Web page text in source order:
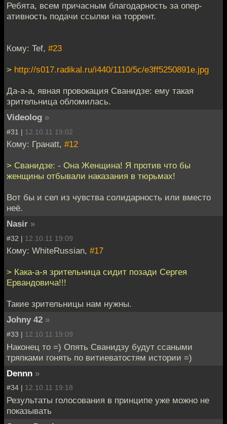
Ребята, всем причасным благодарность за опер-
ативность подачи ссылки на торрент.
Кому: Tef, #23
> http://s017.radikal.ru/i440/1110/5c/e3ff5250891e.jpg
Да-а-а, явная провокация Сванидзе: ему такая
зрительница обломилась.
Videolog »
#31 | 12.10.11 19:02
Кому: Гранаtt, #12
> Сванидзе: - Она Женщина! Я против что бы
женщины отбывали наказания в тюрьмах!
Вот бы и сел из чувства солидарность или вместо
неё.
Nasir »
#32 | 12.10.11 19:09
Кому: WhiteRussian, #17
> Кака-а-я зрительница сидит позади Сергея
Ервандовича!!!
Такие зрительницы нам нужны.
Johny 42 »
#33 | 12.10.11 19:09
Наконец то =) Опять Сванидзу будут ссаными
тряпками гонять по витиеватостям истории =)
Dennn »
#34 | 12.10.11 19:18
Результаты голосования в принципе уже можно не
показывать